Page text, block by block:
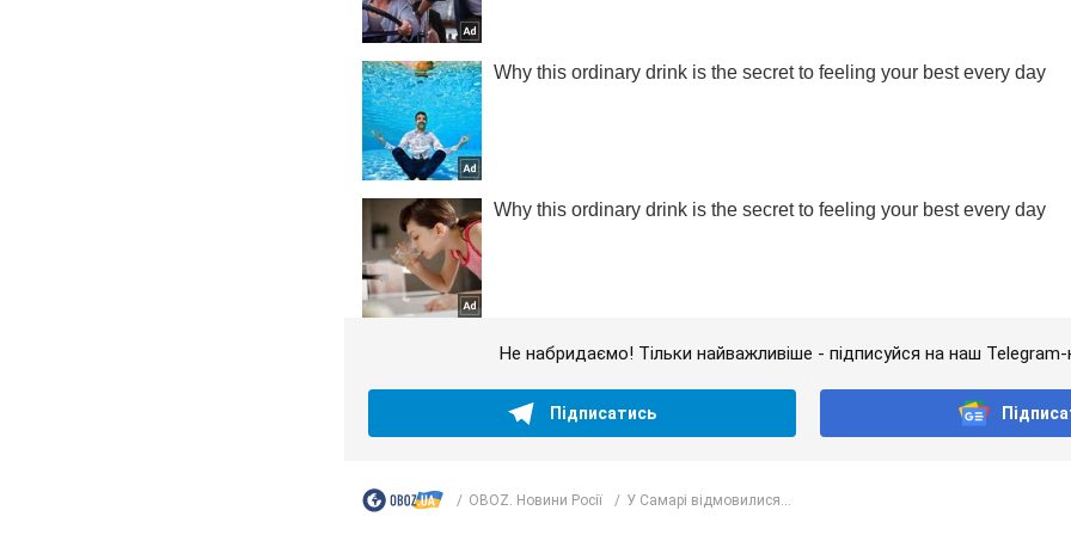
Не набридаємо! Тільки найважливіше - підписуйся на наш Telegram-
Підписатись
OBOZ. Новини Росії У Самарі відмовилися...